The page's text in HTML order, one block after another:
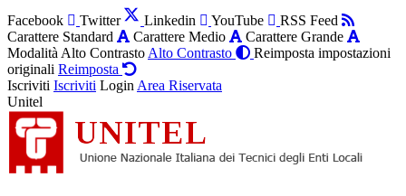
Facebook Twitter Linkedin YouTube
RSS Feed
Carattere Standard
Carattere Medio
Carattere Grande
Modalità Alto Contrasto Alto Contrasto
Reimposta impostazioni
originali Reimposta
Iscriviti Iscriviti Login Area Riservata
Unitel